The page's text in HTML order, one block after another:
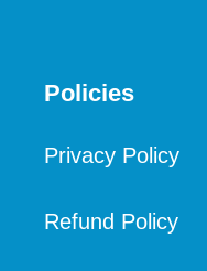
Policies
Privacy Policy
Refund Policy